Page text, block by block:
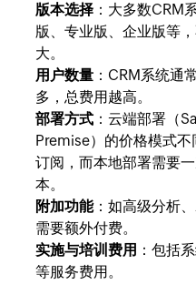
版本选择 ：大多数CRM
版、专业版、企业版等
大。
用户数量 ：CRM系统通
多，总费用越高。
部署方式 ：云端部署（
Premise）的价格模式
订阅，而本地部署需要
本。
附加功能：如高级分析
需要额外付费。
实施与培训费用 ：包括
等服务费用。